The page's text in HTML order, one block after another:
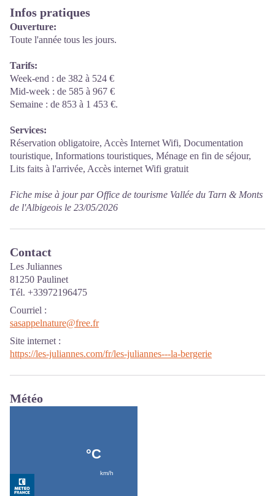
Infos pratiques
Ouverture:
Toute l'année tous les jours.
Tarifs:
Week-end : de 382 à 524 €
Mid-week : de 585 à 967 €
Semaine : de 853 à 1 453 €.
Services:
Réservation obligatoire, Accès Internet Wifi, Documentation
touristique, Informations touristiques, Ménage en fin de séjour,
Lits faits à l'arrivée, Accès internet Wifi gratuit
Fiche mise à jour par Office de tourisme Vallée du Tarn & Monts
de l'Albigeois le 23/05/2026
Contact
Les Juliannes
81250 Paulinet
Tél. +33972196475
Courriel :
sasappelnature@free.fr
Site internet :
https://les-juliannes.com/fr/les-juliannes---la-bergerie
Météo